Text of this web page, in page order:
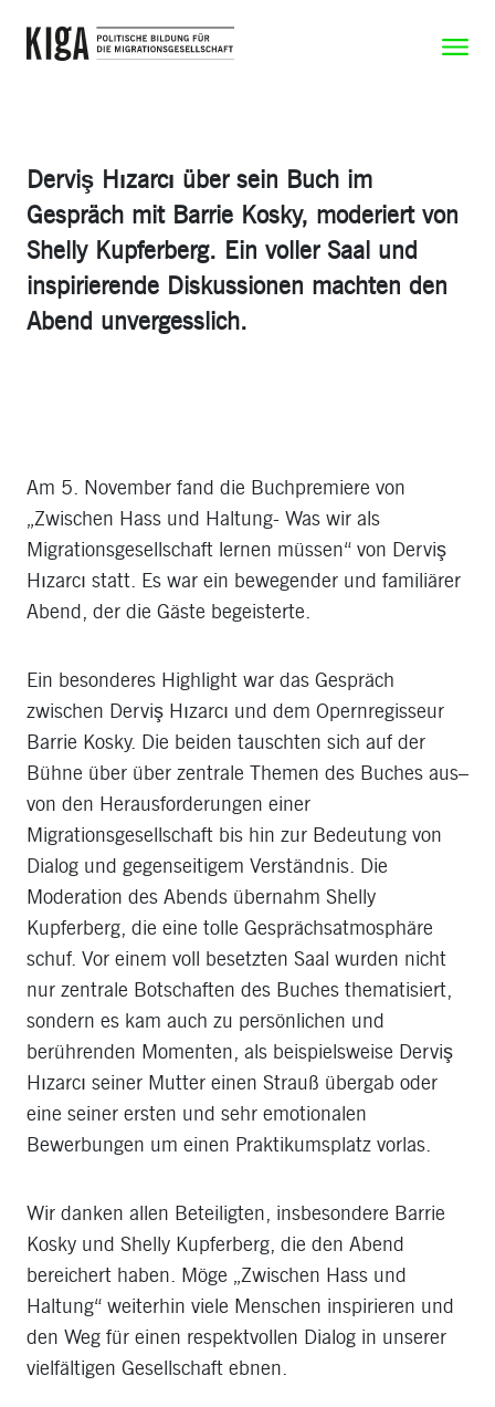
Zeige
Derviş Hızarcı über sein Buch im
Gespräch mit Barrie Kosky, moderiert von
Shelly Kupferberg. Ein voller Saal und
inspirierende Diskussionen machten den
Abend unvergesslich.
Am 5. November fand die Buchpremiere von
„Zwischen Hass und Haltung- Was wir als
Migrationsgesellschaft lernen müssen“ von Derviş
Hızarcı statt. Es war ein bewegender und familiärer
Abend, der die Gäste begeisterte.
Ein besonderes Highlight war das Gespräch
zwischen Derviş Hızarcı und dem Opernregisseur
Barrie Kosky. Die beiden tauschten sich auf der
Bühne über über zentrale Themen des Buches aus–
von den Herausforderungen einer
Migrationsgesellschaft bis hin zur Bedeutung von
Dialog und gegenseitigem Verständnis. Die
Moderation des Abends übernahm Shelly
Kupferberg, die eine tolle Gesprächsatmosphäre
schuf. Vor einem voll besetzten Saal wurden nicht
nur zentrale Botschaften des Buches thematisiert,
sondern es kam auch zu persönlichen und
berührenden Momenten, als beispielsweise Derviş
Hızarcı seiner Mutter einen Strauß übergab oder
eine seiner ersten und sehr emotionalen
Bewerbungen um einen Praktikumsplatz vorlas.
Wir danken allen Beteiligten, insbesondere Barrie
Kosky und Shelly Kupferberg, die den Abend
bereichert haben. Möge „Zwischen Hass und
Haltung“ weiterhin viele Menschen inspirieren und
den Weg für einen respektvollen Dialog in unserer
vielfältigen Gesellschaft ebnen.